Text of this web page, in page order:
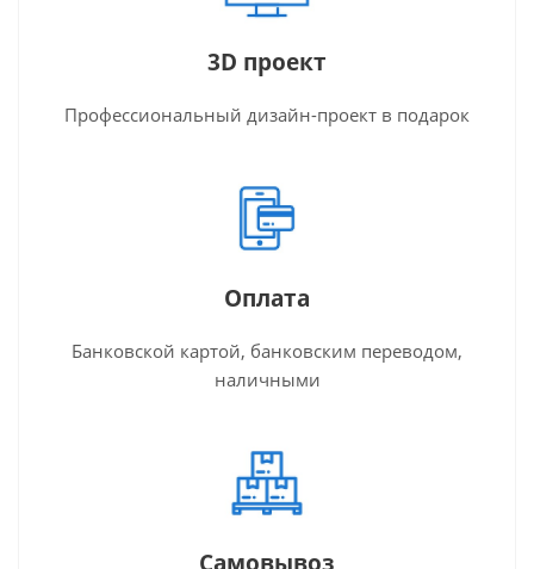
3D проект
Профессиональный дизайн-проект в подарок
Оплата
Банковской картой, банковским переводом,
наличными